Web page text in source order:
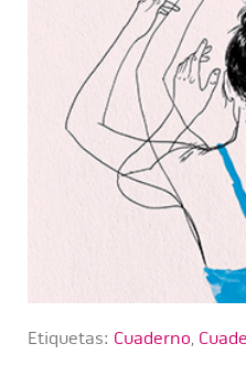
Etiquetas: Cuaderno,